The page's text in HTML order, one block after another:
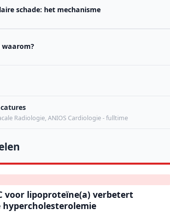
schade: het mechanisme
waarom?
Radiologie, ANIOS Cardiologie - fulltime
voor lipoproteïne(a) verbetert